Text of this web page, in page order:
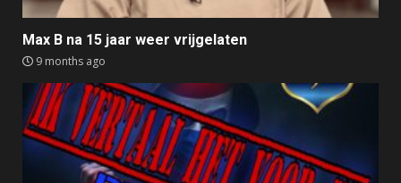
Max B na 15 jaar weer vrijgelaten
9 months ago